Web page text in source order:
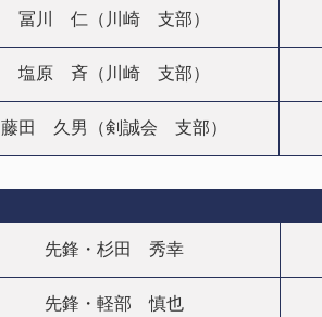
冨川 仁（川崎 支部）
塩原 斉（川崎 支部）
藤田 久男（剣誠会 支部）
先鋒・杉田 秀幸
先鋒・軽部 慎也